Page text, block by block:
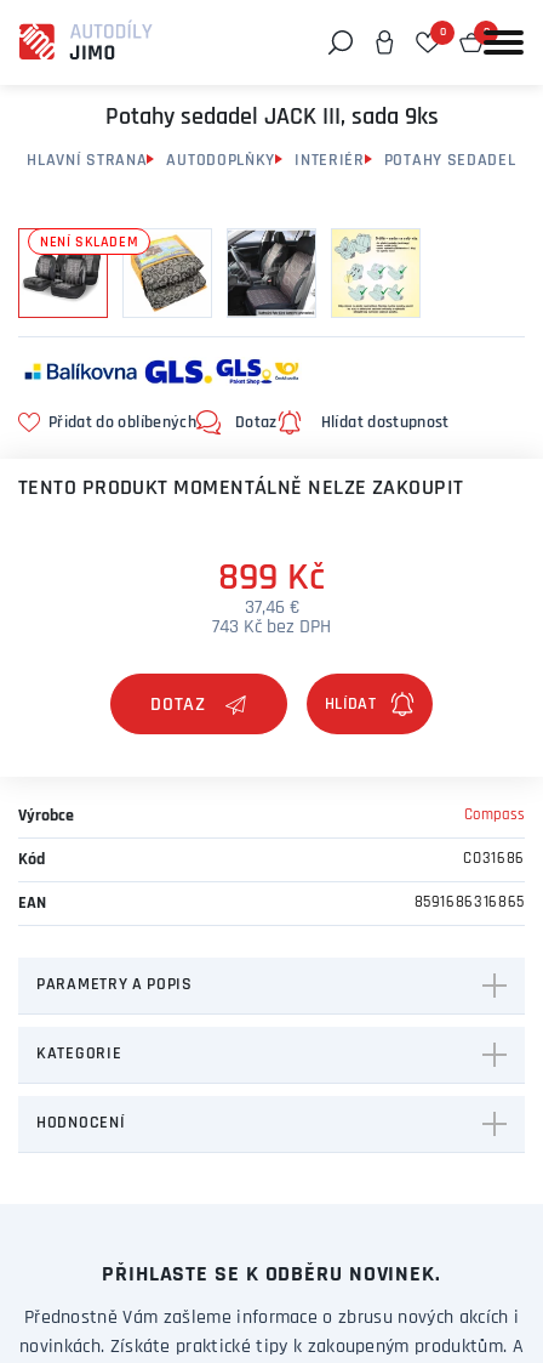
0 0
Potahy sedadel JACK III, sada 9ks
HLAVNÍ STRANA AUTODOPLŇKY INTERIÉR POTAHY SEDADEL
NENÍ SKLADEM
Přidat do oblíbených Dotaz Hlídat dostupnost
TENTO PRODUKT MOMENTÁLNĚ NELZE ZAKOUPIT
899 Kč
37,46 €
743 Kč bez DPH
DOTAZ
Výrobce Compass
Kód CO31686
EAN 8591686316865
PARAMETRY A POPIS
KATEGORIE
HODNOCENÍ
PŘIHLASTE SE K ODBĚRU NOVINEK.
Přednostně Vám zašleme informace o zbrusu nových akcích i
novinkách. Získáte praktické tipy k zakoupeným produktům. A
Můžeme vám pomoci něco najít?